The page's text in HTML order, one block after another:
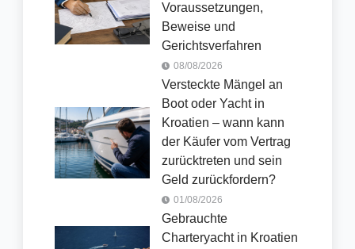
Voraussetzungen,
Beweise und
Gerichtsverfahren
08/08/2026
Versteckte Mängel an
Boot oder Yacht in
Kroatien – wann kann
der Käufer vom Vertrag
zurücktreten und sein
Geld zurückfordern?
01/08/2026
Gebrauchte
Charteryacht in Kroatien